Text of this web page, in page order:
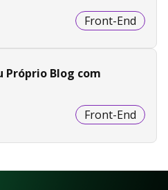
Front-End
Próprio Blog com
Front-End